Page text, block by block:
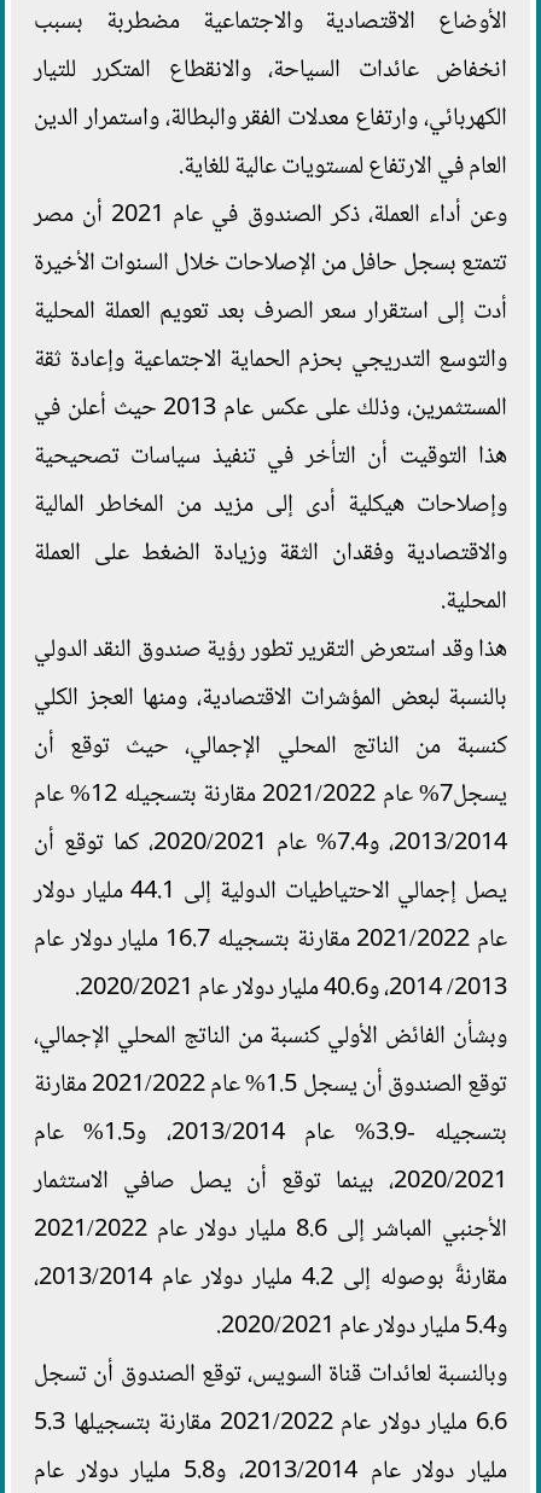
الأوضاع الاقتصادية والاجتماعية مضطربة بسبب
انخفاض عائدات السياحة، والانقطاع المتكرر للتيار
الكهربائي، وارتفاع معدلات الفقر والبطالة، واستمرار الدين
العام في الارتفاع لمستويات عالية للغاية.
وعن أداء العملة، ذكر الصندوق في عام 2021 أن مصر
تتمتع بسجل حافل من الإصلاحات خلال السنوات الأخيرة
أدت إلى استقرار سعر الصرف بعد تعويم العملة المحلية
والتوسع التدريجي بحزم الحماية الاجتماعية وإعادة ثقة
المستثمرين، وذلك على عكس عام 2013 حيث أعلن في
هذا التوقيت أن التأخر في تنفيذ سياسات تصحيحية
وإصلاحات هيكلية أدى إلى مزيد من المخاطر المالية
والاقتصادية وفقدان الثقة وزيادة الضغط على العملة
المحلية.
هذا وقد استعرض التقرير تطور رؤية صندوق النقد الدولي
بالنسبة لبعض المؤشرات الاقتصادية، ومنها العجز الكلي
كنسبة من الناتج المحلي الإجمالي، حيث توقع أن
يسجل7% عام 2021/2022 مقارنة بتسجيله 12% عام
2013/2014، و7.4% عام 2020/2021، كما توقع أن
يصل إجمالي الاحتياطيات الدولية إلى 44.1 مليار دولار
عام 2021/2022 مقارنة بتسجيله 16.7 مليار دولار عام
2013/ 2014، و40.6 مليار دولار عام 2020/2021.
وبشأن الفائض الأولي كنسبة من الناتج المحلي الإجمالي،
توقع الصندوق أن يسجل 1.5% عام 2021/2022 مقارنة
بتسجيله -3.9% عام 2013/2014، و1.5% عام
2020/2021، بينما توقع أن يصل صافي الاستثمار
الأجنبي المباشر إلى 8.6 مليار دولار عام 2021/2022
مقارنةً بوصوله إلى 4.2 مليار دولار عام 2013/2014،
و5.4 مليار دولار عام 2020/2021.
وبالنسبة لعائدات قناة السويس، توقع الصندوق أن تسجل
6.6 مليار دولار عام 2021/2022 مقارنة بتسجيلها 5.3
مليار دولار عام 2013/2014، و5.8 مليار دولار عام